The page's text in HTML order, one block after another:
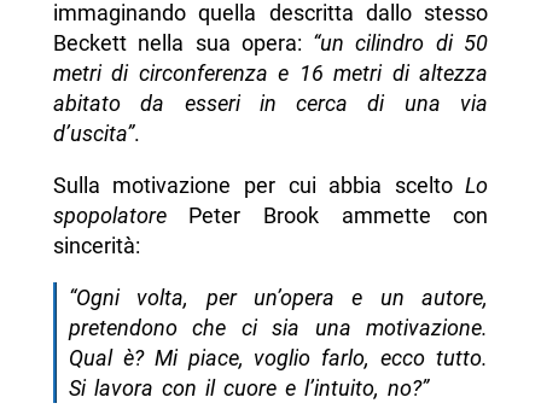
immaginando quella descritta dallo stesso
Beckett nella sua opera: “un cilindro di 50
metri di circonferenza e 16 metri di altezza
abitato da esseri in cerca di una via
d’uscita”.
Sulla motivazione per cui abbia sceltoLo
spopolatorePeter Brook ammette con
sincerità:
“Ogni volta, per un’opera e un autore,
pretendono che ci sia una motivazione.
Qual è? Mi piace, voglio farlo, ecco tutto.
Si lavora con il cuore e l’intuito, no?”